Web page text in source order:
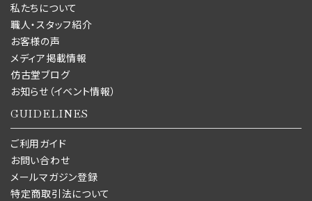
私たちについて
職人・スタッフ紹介
お客様の声
メディア掲載情報
仿古堂ブログ
お知らせ（イベント情報）
GUIDELINES
ご利用ガイド
お問い合わせ
メールマガジン登録
特定商取引法について